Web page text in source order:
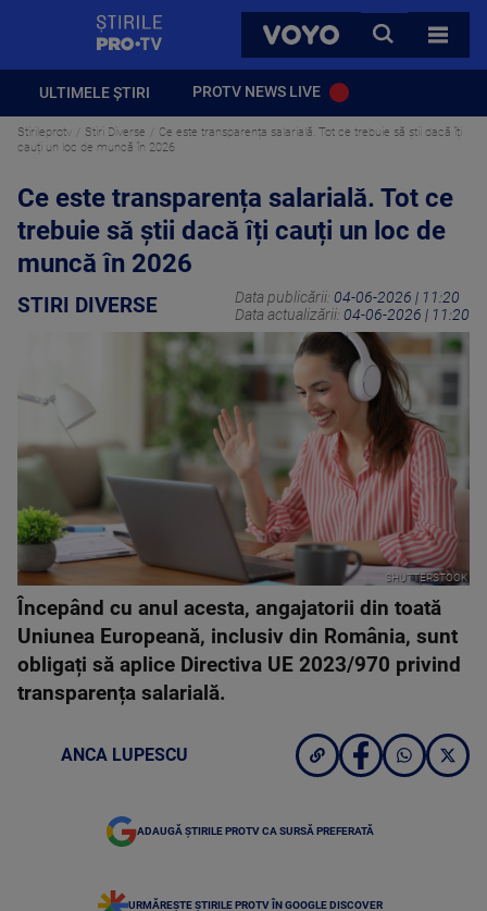
VOYO
CAUTA
TOATE
ULTIMELE ȘTIRI PROTV NEWS LIVE
Stirileprotv Stiri Diverse
Ce este transparența salarială. Tot ce trebuie să știi dacă îți
cauți un loc de muncă în 2026
Ce este transparența salarială. Tot ce
trebuie să știi dacă îți cauți un loc de
muncă în 2026
STIRI DIVERSE Data publicării: 04-06-2026 | 11:20
Data actualizării: 04-06-2026 | 11:20
SHUTTERSTOCK
Începând cu anul acesta, angajatorii din toată
Uniunea Europeană, inclusiv din România, sunt
obligați să aplice Directiva UE 2023/970 privind
transparența salarială.
ANCA LUPESCU
ADAUGĂ ȘTIRILE PROTV CA SURSĂ PREFERATĂ
URMĂREȘTE ȘTIRILE PROTV ÎN GOOGLE DISCOVER